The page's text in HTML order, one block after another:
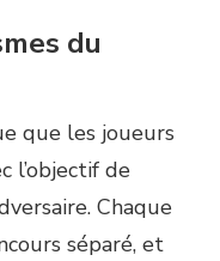
du
que les joueurs
l’objectif de
Chaque
séparé, et